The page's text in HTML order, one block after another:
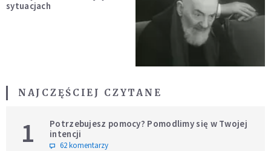
sytuacjach
NAJCZĘŚCIEJ CZYTANE
1
Potrzebujesz pomocy? Pomodlimy się w Twojej
intencji
62 komentarzy